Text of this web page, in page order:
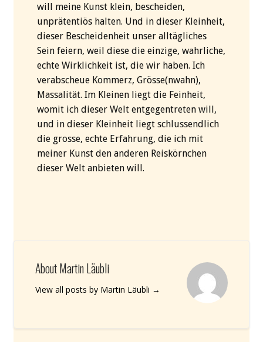
will meine Kunst klein, bescheiden,
unprätentiös halten. Und in dieser Kleinheit,
dieser Bescheidenheit unser alltägliches
Sein feiern, weil diese die einzige, wahrliche,
echte Wirklichkeit ist, die wir haben. Ich
verabscheue Kommerz, Grösse(nwahn),
Massalität. Im Kleinen liegt die Feinheit,
womit ich dieser Welt entgegentreten will,
und in dieser Kleinheit liegt schlussendlich
die grosse, echte Erfahrung, die ich mit
meiner Kunst den anderen Reiskörnchen
dieser Welt anbieten will.
About Martin Läubli
View all posts by Martin Läubli →